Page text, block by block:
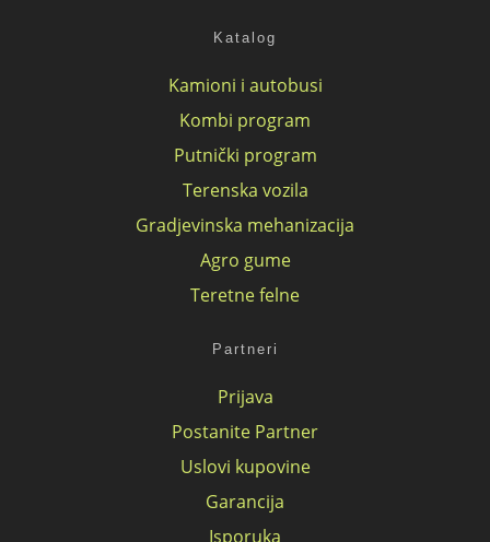
Katalog
Kamioni i autobusi
Kombi program
Putnički program
Terenska vozila
Gradjevinska mehanizacija
Agro gume
Teretne felne
Partneri
Prijava
Postanite Partner
Uslovi kupovine
Garancija
Isporuka